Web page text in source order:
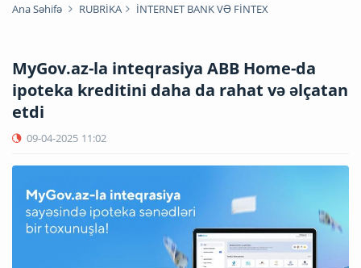
Ana Səhifə RUBRİKA İNTERNET BANK VƏ FİNTEX
MyGov.az-la inteqrasiya ABB Home-da
ipoteka kreditini daha da rahat və əlçatan
etdi
09-04-2025 11:02